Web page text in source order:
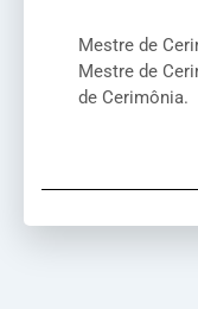
Mestre de
Mestre de
de Cerimônia.